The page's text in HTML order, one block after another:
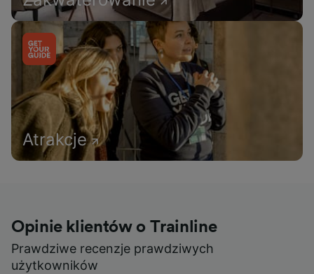
Atrakcje
Opinie klientów o Trainline
Prawdziwe recenzje prawdziwych
użytkowników